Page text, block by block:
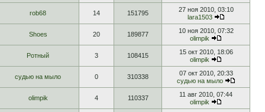
rob68 14 151795
27 ноя 2010, 03:10
lara1503
Shoes 20 189877
10 ноя 2010, 07:32
olimpik
Ротный 3 108415
15 окт 2010, 18:06
olimpik
судью на мыло 0 310338
07 окт 2010, 20:33
судью на мыло
olimpik 4 110337
11 авг 2010, 07:44
olimpik